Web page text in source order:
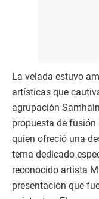
La velada estuvo
artísticas que
agrupación
propuesta de fusión
quien ofreció una
tema dedicado
reconocido artista
presentación que